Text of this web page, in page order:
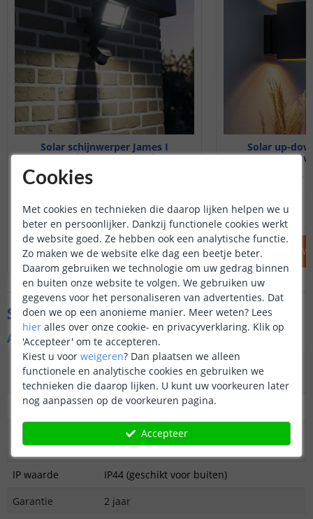
Solar schijnwerper James I
Met los zonnepaneel
OP VOORRAAD 29,95
IN WINKELWAGEN
Solar up-
Warm
OP VOORRAAD
IN
Specificaties
Algemene kenmerken
Type
buitenverlichting
Wandlamp
Functie
Decoratief
set
IP waarde
IP44 (geschikt voor buiten)
Garantie
2 jaar
Cookies
Met cookies en technieken die daarop lijken helpen we u
beter en persoonlijker. Dankzij functionele cookies werkt
de website goed. Ze hebben ook een analytische functie.
Zo maken we de website elke dag een beetje beter.
Daarom gebruiken we technologie om uw gedrag binnen
en buiten onze website te volgen. We gebruiken uw
gegevens voor het personaliseren van advertenties. Dat
doen we op een anonieme manier. Meer weten? Lees
hier alles over onze cookie- en privacyverklaring. Klik op
'Accepteer' om te accepteren.
Kiest u voor weigeren? Dan plaatsen we alleen
functionele en analytische cookies en gebruiken we
technieken die daarop lijken. U kunt uw voorkeuren later
nog aanpassen op de voorkeuren pagina.
Accepteer